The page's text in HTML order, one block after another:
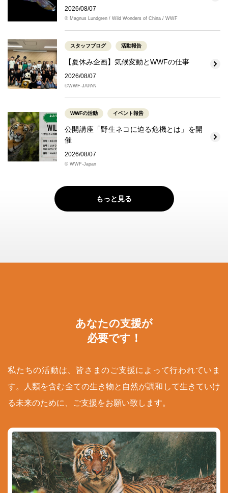
2026/08/07
© Magnus Lundgren / Wild Wonders of China / WWF
スタッフブログ 活動報告
【夏休み企画】気候変動とWWFの仕事
2026/08/07
©WWF-JAPAN
WWFの活動 イベント報告
公開講座「野生ネコに迫る危機とは」を開
催
2026/08/07
© WWF-Japan
もっと見る
あなたの支援が
必要です！
私たちの活動は、皆さまのご支援によって行われていま
す。人類を含む全ての生き物と自然が調和して生きていけ
る未来のために、ご支援をお願い致します。